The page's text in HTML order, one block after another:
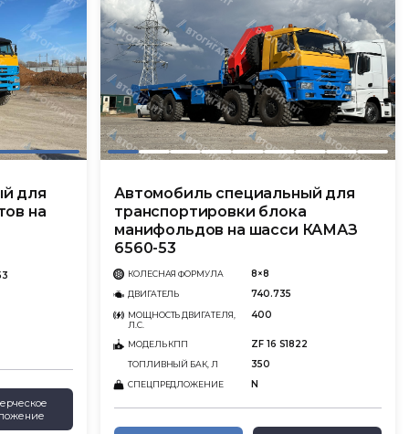
для
на
Автомобиль специальный для
транспортировки блока
манифольдов на шасси КАМАЗ
6560-53
КОЛЕСНАЯ ФОРМУЛА 8×8
ДВИГАТЕЛЬ 740.735
МОЩНОСТЬ ДВИГАТЕЛЯ,
Л.С.
400
МОДЕЛЬ КПП ZF 16 S1822
ТОПЛИВНЫЙ БАК, Л 350
СПЕЦПРЕДЛОЖЕНИЕ N